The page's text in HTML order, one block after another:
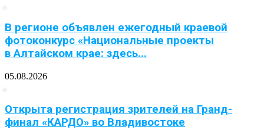
В регионе объявлен ежегодный краевой
фотоконкурс «Национальные проекты
в Алтайском крае: здесь...
05.08.2026
Открыта регистрация зрителей на Гранд-
финал «КАРДО» во Владивостоке